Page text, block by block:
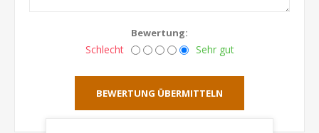
Bewertung:
Schlecht Sehr gut
BEWERTUNG ÜBERMITTELN